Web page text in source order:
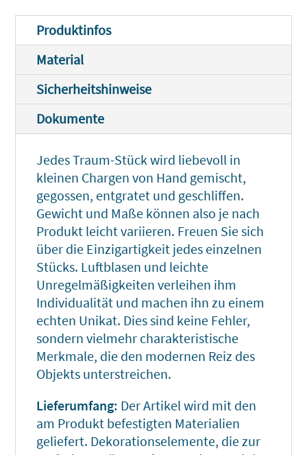
Produktinfos
Material
Sicherheitshinweise
Dokumente
Jedes Traum-Stück wird liebevoll in
kleinen Chargen von Hand gemischt,
gegossen, entgratet und geschliffen.
Gewicht und Maße können also je nach
Produkt leicht variieren. Freuen Sie sich
über die Einzigartigkeit jedes einzelnen
Stücks. Luftblasen und leichte
Unregelmäßigkeiten verleihen ihm
Individualität und machen ihn zu einem
echten Unikat. Dies sind keine Fehler,
sondern vielmehr charakteristische
Merkmale, die den modernen Reiz des
Objekts unterstreichen.
Lieferumfang: Der Artikel wird mit den
am Produkt befestigten Materialien
geliefert. Dekorationselemente, die zur